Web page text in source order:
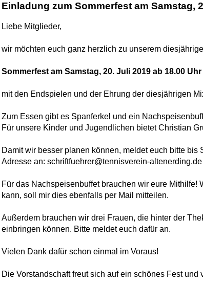
Arbeitsstunden
Formulare
Spielerbörse
Turniere
Einladung zum Sommerfest am Samstag,
Liebe Mitglieder,
wir möchten euch ganz herzlich zu unserem
Sommerfest am Samstag, 20. Juli 2019 ab 18.00 Uhr
mit den Endspielen und der Ehrung der diesjährigen
Zum Essen gibt es Spanferkel und ein
Für unsere Kinder und Jugendlichen bietet Christian
Damit wir besser planen können, meldet euch bitte bis
Adresse an: schriftfuehrer@tennisverein-altenerding.de
Für das Nachspeisenbuffet brauchen wir eure
kann, soll mir dies ebenfalls per Mail mitteilen.
Außerdem brauchen wir drei Frauen, die hinter der
einbringen können. Bitte meldet euch dafür an.
Vielen Dank dafür schon einmal im Voraus!
Die Vorstandschaft freut sich auf ein schönes Fest und